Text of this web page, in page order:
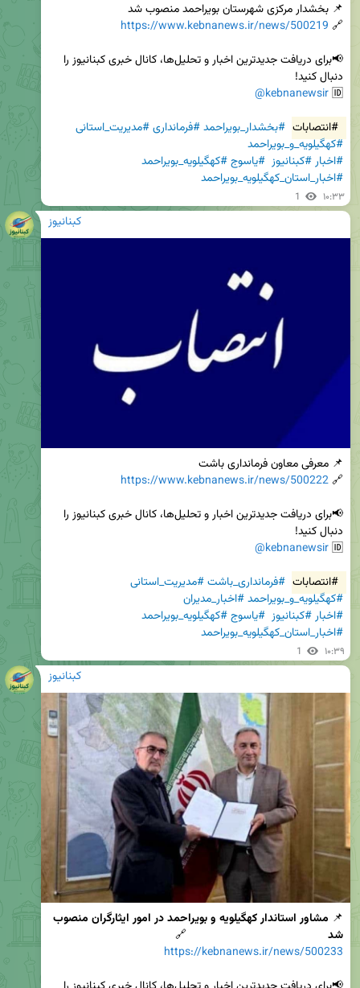
🔗
https://www.kebnanews.ir/news/500219
🆔
@kebnanewsir
#انتصابات #بخشدار_بویراحمد#فرمانداری#مدیریت_استانی
#کهگیلویه_و_بویراحمد
#اخبار#کبنانیوز #یاسوج#کهگیلویه_بویراحمد
#اخبار_استان_کهگیلویه_بویراحمد
1 ۱۰:۳۳
کبنانیوز
🔗
https://www.kebnanews.ir/news/500222
🆔
@kebnanewsir
#انتصابات #فرمانداری_باشت#مدیریت_استانی
#کهگیلویه_و_بویراحمد#اخبار_مدیران
#اخبار#کبنانیوز #یاسوج#کهگیلویه_بویراحمد
#اخبار_استان_کهگیلویه_بویراحمد
1 ۱۰:۳۹
کبنانیوز
📌
شد
                                            🔗
https://kebnanews.ir/news/500233